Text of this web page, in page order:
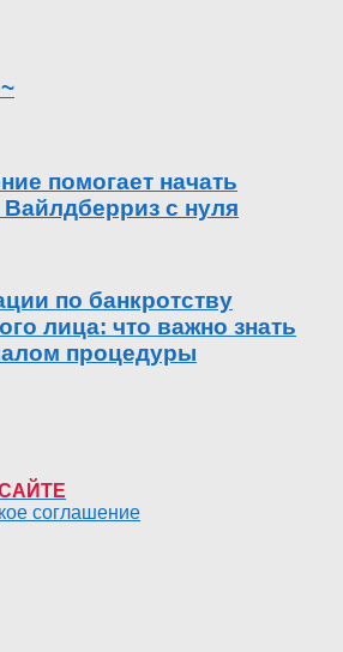
помогает начать
Вайлдберриз с нуля
по банкротству
лица: что важно знать
процедуры
соглашение